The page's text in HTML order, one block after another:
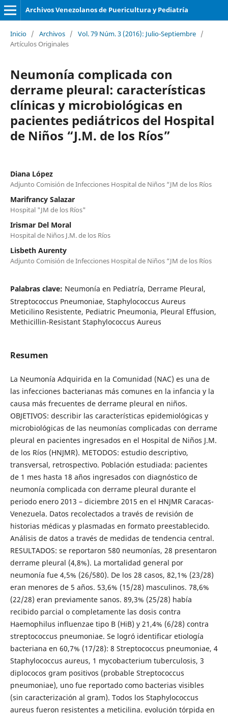
Archivos Venezolanos de Puericultura y Pediatría
Inicio / Archivos / Vol. 79 Núm. 3 (2016): Julio-Septiembre /
Artículos Originales
Neumonía complicada con
derrame pleural: características
clínicas y microbiológicas en
pacientes pediátricos del Hospital
de Niños “J.M. de los Ríos”
Diana López
Adjunto Comisión de Infecciones Hospital de Niños “JM de los Ríos
Marifrancy Salazar
Hospital "JM de los Ríos"
Irismar Del Moral
Hospital de Niños J.M. de los Ríos
Lisbeth Aurenty
Adjunto Comisión de Infecciones Hospital de Niños “JM de los Ríos
Palabras clave: Neumonía en Pediatría, Derrame Pleural,
Streptococcus Pneumoniae, Staphylococcus Aureus
Meticilino Resistente, Pediatric Pneumonia, Pleural Effusion,
Methicillin-Resistant Staphylococcus Aureus
Resumen
La Neumonía Adquirida en la Comunidad (NAC) es una de
las infecciones bacterianas más comunes en la infancia y la
causa más frecuentes de derrame pleural en niños.
OBJETIVOS: describir las características epidemiológicas y
microbiológicas de las neumonías complicadas con derrame
pleural en pacientes ingresados en el Hospital de Niños J.M.
de los Ríos (HNJMR). METODOS: estudio descriptivo,
transversal, retrospectivo. Población estudiada: pacientes
de 1 mes hasta 18 años ingresados con diagnóstico de
neumonía complicada con derrame pleural durante el
periodo enero 2013 – diciembre 2015 en el HNJMR Caracas-
Venezuela. Datos recolectados a través de revisión de
historias médicas y plasmadas en formato preestablecido.
Análisis de datos a través de medidas de tendencia central.
RESULTADOS: se reportaron 580 neumonías, 28 presentaron
derrame pleural (4,8%). La mortalidad general por
neumonía fue 4,5% (26/580). De los 28 casos, 82,1% (23/28)
eran menores de 5 años. 53,6% (15/28) masculinos. 78,6%
(22/28) eran previamente sanos. 89,3% (25/28) había
recibido parcial o completamente las dosis contra
Haemophilus influenzae tipo B (HiB) y 21,4% (6/28) contra
streptococcus pneumoniae. Se logró identificar etiología
bacteriana en 60,7% (17/28): 8 Streptococcus pneumoniae, 4
Staphylococcus aureus, 1 mycobacterium tuberculosis, 3
diplococos gram positivos (probable Streptococcus
pneumoniae), uno fue reportado como bacterias visibles
(sin caracterización al gram). Todos los Staphylococcus
aureus fueron resistentes a meticilina. evolución tórpida en